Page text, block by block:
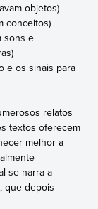
objetos)
conceitos)
sons e
e os sinais para
relatos
textos oferecem
melhor a
se narra a
que depois